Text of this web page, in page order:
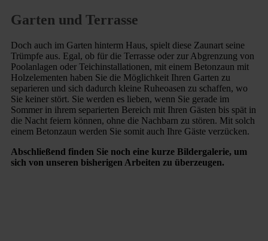
Garten und Terrasse
Doch auch im Garten hinterm Haus, spielt diese Zaunart seine
Trümpfe aus. Egal, ob für die Terrasse oder zur Abgrenzung von
Poolanlagen oder Teichinstallationen, mit einem Betonzaun mit
Holzelementen haben Sie die Möglichkeit Ihren Garten zu
separieren und sich dadurch kleine Ruheoasen zu schaffen, wo
Sie keiner stört. Sie werden es lieben, wenn Sie gerade im
Sommer in ihrem separierten Bereich mit Ihren Gästen bis spät in
die Nacht feiern können, ohne die Nachbarn zu stören. Mit solch
einem Betonzaun werden Sie somit auch Ihre Gäste verzücken.
Abschließend finden Sie noch eine kurze Bildergalerie, um
sich von unseren bisherigen Arbeiten zu überzeugen.